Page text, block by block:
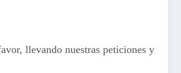
llevando nuestras peticiones y